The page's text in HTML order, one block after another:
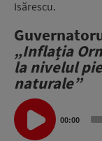
Isărescu.
„Inflația
la nivelul
naturale”
Audio
Player
00:00